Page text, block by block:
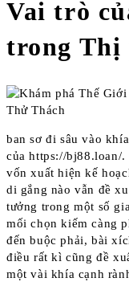
Vai trò
trong Thị
ban sơ đi sâu vào
của https://bj88.loan/
vốn xuất hiện kế
di gắng nào vẫn đề
tưởng trong một số
mối chọn kiếm càng
đến buộc phải, bài
điều rất kì cũng đề
một vài khía cạnh